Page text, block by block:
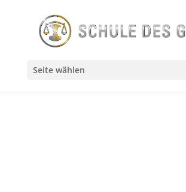
by user10201522, modified by
'Timeline' for change history // Retrieved
Seite wählen